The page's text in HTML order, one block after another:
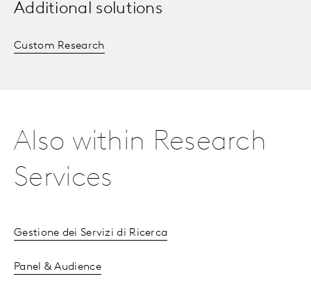
Additional solutions
Custom Research
Also within Research
Services
Gestione dei Servizi di Ricerca
Panel & Audience